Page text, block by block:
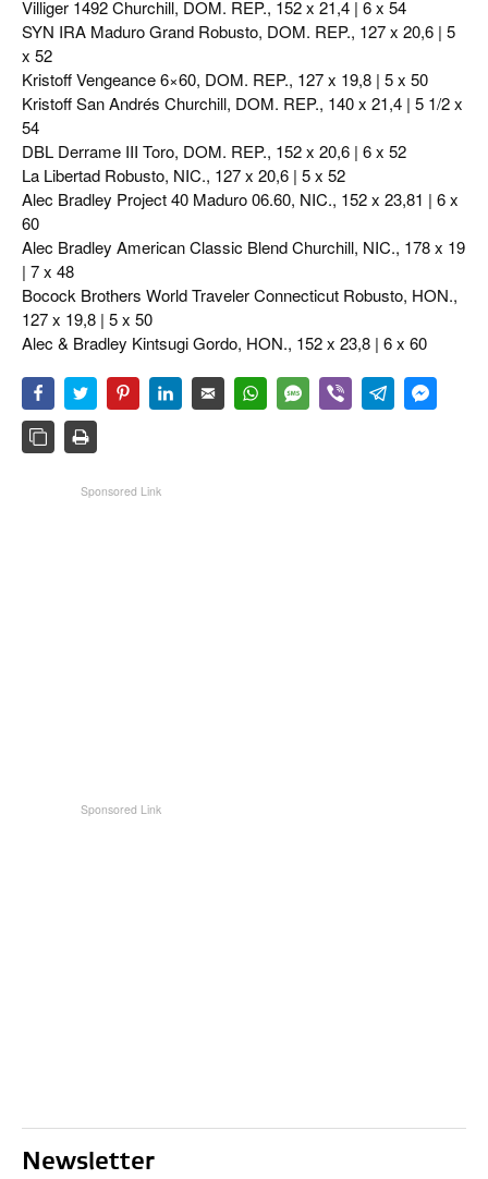
Villiger 1492 Churchill, DOM. REP., 152 x 21,4 | 6 x 54
SYN IRA Maduro Grand Robusto, DOM. REP., 127 x 20,6 | 5
x 52
Kristoff Vengeance 6×60, DOM. REP., 127 x 19,8 | 5 x 50
Kristoff San Andrés Churchill, DOM. REP., 140 x 21,4 | 5 1/2 x
54
DBL Derrame III Toro, DOM. REP., 152 x 20,6 | 6 x 52
La Libertad Robusto, NIC., 127 x 20,6 | 5 x 52
Alec Bradley Project 40 Maduro 06.60, NIC., 152 x 23,81 | 6 x
60
Alec Bradley American Classic Blend Churchill, NIC., 178 x 19
| 7 x 48
Bocock Brothers World Traveler Connecticut Robusto, HON.,
127 x 19,8 | 5 x 50
Alec & Bradley Kintsugi Gordo, HON., 152 x 23,8 | 6 x 60
Newsletter